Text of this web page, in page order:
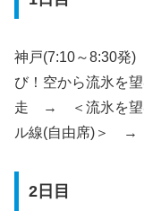
神戸(7:10～8:30
び！空から流氷を
走 → ＜流氷を望
ル線(自由席)＞ →
2日目